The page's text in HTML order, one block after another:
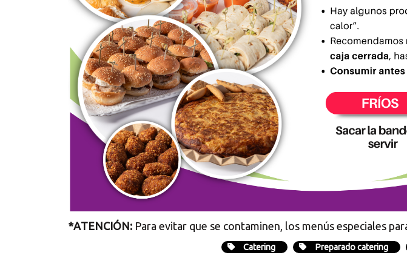
*ATENCIÓN: Para evitar que se contaminen, los menús especiales
Catering Preparado catering